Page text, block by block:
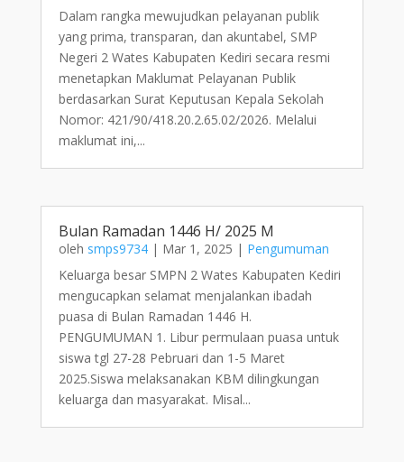
Dalam rangka mewujudkan pelayanan publik
yang prima, transparan, dan akuntabel, SMP
Negeri 2 Wates Kabupaten Kediri secara resmi
menetapkan Maklumat Pelayanan Publik
berdasarkan Surat Keputusan Kepala Sekolah
Nomor: 421/90/418.20.2.65.02/2026. Melalui
maklumat ini,...
Bulan Ramadan 1446 H/ 2025 M
oleh smps9734| Mar 1, 2025 | Pengumuman
Keluarga besar SMPN 2 Wates Kabupaten Kediri
mengucapkan selamat menjalankan ibadah
puasa di Bulan Ramadan 1446 H.
PENGUMUMAN 1. Libur permulaan puasa untuk
siswa tgl 27-28 Pebruari dan 1-5 Maret
2025.Siswa melaksanakan KBM dilingkungan
keluarga dan masyarakat. Misal...